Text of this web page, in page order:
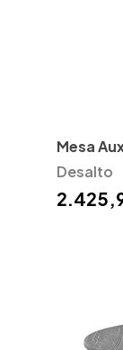
Mesa
Desalto